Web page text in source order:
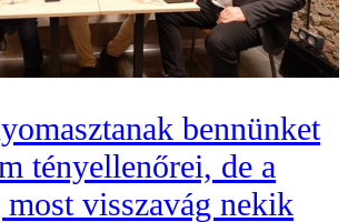
bennünket
tényellenőrei, de a
most visszavág nekik